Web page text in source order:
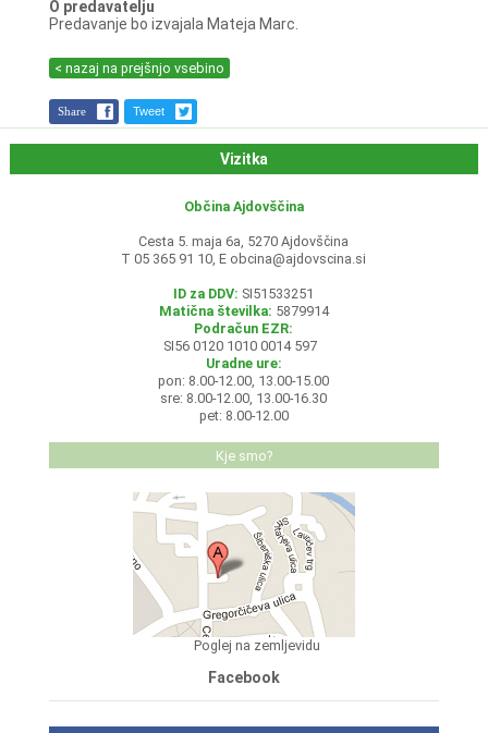
O predavatelju
Predavanje bo izvajala Mateja Marc.
< nazaj na prejšnjo vsebino
Share Tweet
Vizitka
Občina Ajdovščina
Cesta 5. maja 6a, 5270 Ajdovščina
T 05 365 91 10, E obcina@ajdovscina.si
ID za DDV: SI51533251
Matična številka: 5879914
Podračun EZR:
SI56 0120 1010 0014 597
Uradne ure:
pon: 8.00-12.00, 13.00-15.00
sre: 8.00-12.00, 13.00-16.30
pet: 8.00-12.00
Kje smo?
Poglej na zemljevidu
Facebook